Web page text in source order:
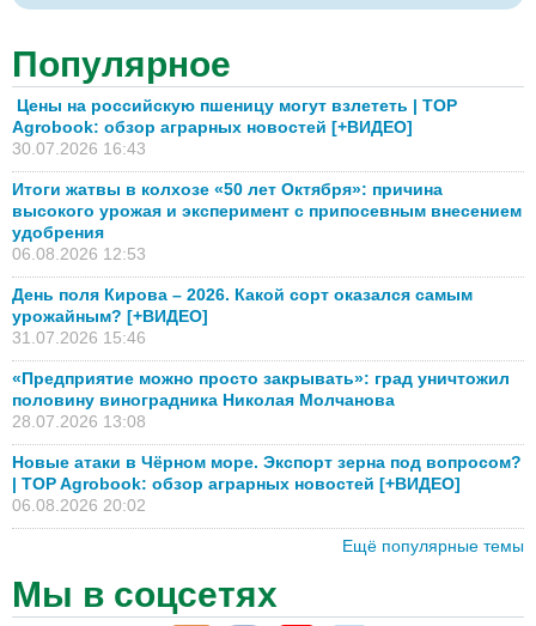
Популярное
Цены на российскую пшеницу могут взлететь | TOP
Agrobook: обзор аграрных новостей [+ВИДЕО]
30.07.2026 16:43
Итоги жатвы в колхозе «50 лет Октября»: причина
высокого урожая и эксперимент с припосевным внесением
удобрения
06.08.2026 12:53
День поля Кирова – 2026. Какой сорт оказался самым
урожайным? [+ВИДЕО]
31.07.2026 15:46
«Предприятие можно просто закрывать»: град уничтожил
половину виноградника Николая Молчанова
28.07.2026 13:08
Новые атаки в Чёрном море. Экспорт зерна под вопросом?
| TOP Agrobook: обзор аграрных новостей [+ВИДЕО]
06.08.2026 20:02
Ещё популярные темы
Мы в соцсетях